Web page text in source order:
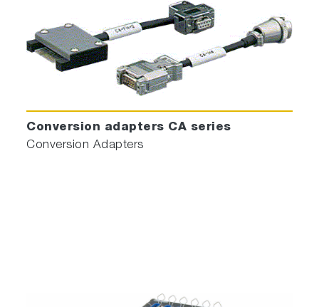
Conversion adapters CA series
Conversion Adapters